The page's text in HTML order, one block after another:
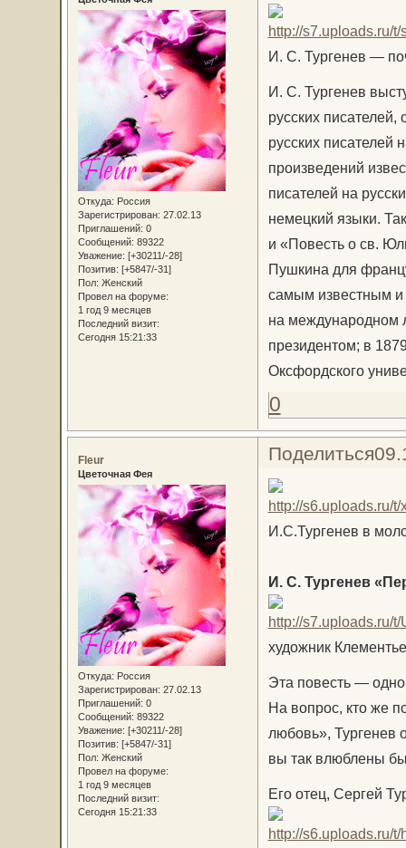
Откуда: Россия
Зарегистрирован: 27.02.13
Приглашений: 0
Сообщений: 89322
Уважение: [+30211/-28]
Позитив: [+5847/-31]
Пол: Женский
Провел на форуме:
1 год 9 месяцев
Последний визит:
Сегодня 15:21:33
И. С. Тургенев —
И. С. Тургенев
русских
русских писателей
произведений
писателей на
немецкий языки.
и «Повесть о св.
Пушкина для
самым известным и
на международном
президентом; в
Оксфордского
0
Поделиться
Fleur
Цветочная Фея
Откуда: Россия
Зарегистрирован: 27.02.13
Приглашений: 0
Сообщений: 89322
Уважение: [+30211/-28]
Позитив: [+5847/-31]
Пол: Женский
Провел на форуме:
1 год 9 месяцев
Последний визит:
Сегодня 15:21:33
И.С.Тургенев в
И. С. Тургенев
художник
Эта повесть —
На вопрос, кто же
любовь», Тургенев
вы так влюблены
Его отец, Сергей